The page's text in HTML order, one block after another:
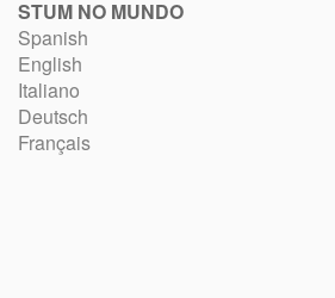
STUM NO MUNDO
Spanish
English
Italiano
Deutsch
Français